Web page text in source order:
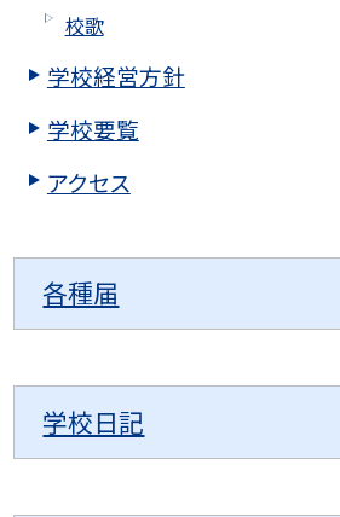
校歌
学校経営方針
学校要覧
アクセス
各種届
学校日記